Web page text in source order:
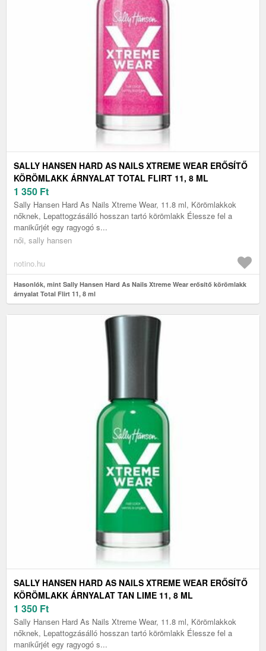
SALLY HANSEN HARD AS NAILS XTREME WEAR ERŐSÍTŐ
KÖRÖMLAKK ÁRNYALAT TOTAL FLIRT 11, 8 ML
1 350 Ft
Sally Hansen Hard As Nails Xtreme Wear, 11.8 ml, Körömlakkok
nőknek, Lepattogzásálló hosszan tartó körömlakk Élessze fel a
manikűrjét egy ragyogó s...
női, sally hansen
notino.hu
Hasonlók, mint Sally Hansen Hard As Nails Xtreme Wear erősítő körömlakk
árnyalat Total Flirt 11, 8 ml
SALLY HANSEN HARD AS NAILS XTREME WEAR ERŐSÍTŐ
KÖRÖMLAKK ÁRNYALAT TAN LIME 11, 8 ML
1 350 Ft
Sally Hansen Hard As Nails Xtreme Wear, 11.8 ml, Körömlakkok
nőknek, Lepattogzásálló hosszan tartó körömlakk Élessze fel a
manikűrjét egy ragyogó s...